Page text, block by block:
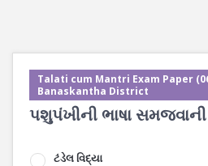
Talati cum Mantri Exam Paper
Banaskantha District
પશુપંખીની ભાષા
ટંડેલ વિદ્યા